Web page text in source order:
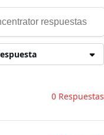
0 Respuestas